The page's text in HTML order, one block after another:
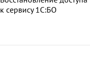
к сервису 1С:БО